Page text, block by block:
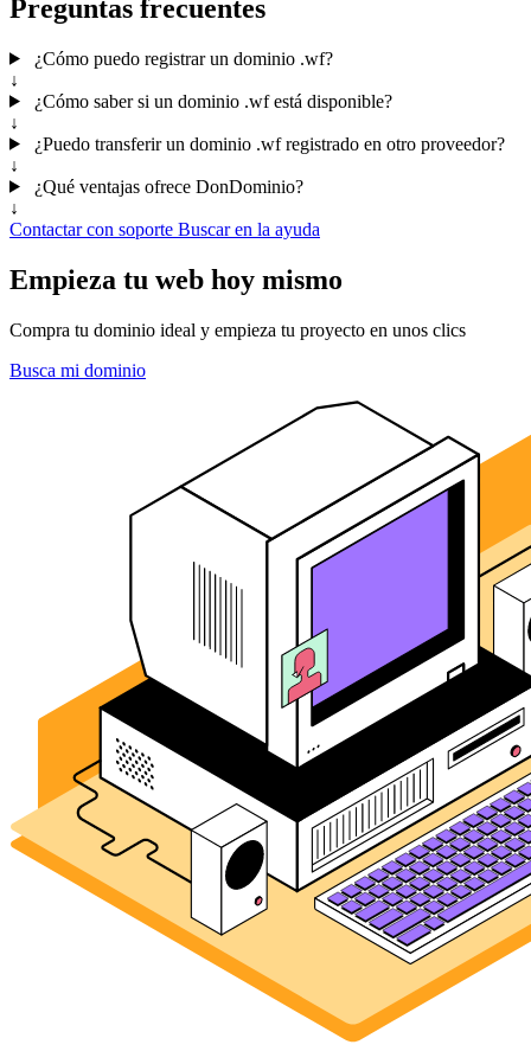
Preguntas frecuentes
¿Cómo puedo registrar un dominio .wf?
↓
¿Cómo saber si un dominio .wf está disponible?
↓
¿Puedo transferir un dominio .wf registrado en otro proveedor?
↓
¿Qué ventajas ofrece DonDominio?
↓
Contactar con soporte Buscar en la ayuda
Empieza tu web hoy mismo
Compra tu dominio ideal y empieza tu proyecto en unos clics
Busca mi dominio